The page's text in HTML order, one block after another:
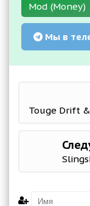
Mod (Money)
Мы в